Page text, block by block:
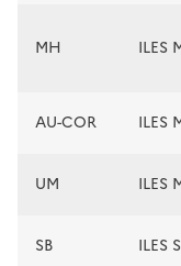
MH ILES
AU-COR ILES
UM ILES
SB ILES